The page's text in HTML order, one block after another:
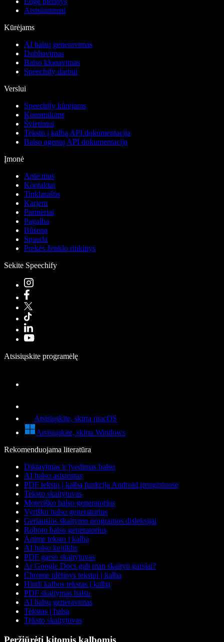
Atsisiuntimai
Kūrėjams
AI balsų generavimas
Dubliavimas
Balso klonavimas
Speechify darbui
Verslui
Speechify kūrėjams
Komandoms
Švietimui
Teksto į kalbą API dokumentacija
Balso agentų API dokumentacija
Įmonė
Apie mus
Kontaktai
Tinklaraštis
Karjera
Partneriai
Pagalba
Būsena
Spauda
Prekės ženklo rinkinys
Sekite Speechify
Atsisiųskite programėlę
Atsisiųskite, skirta macOS
Atsisiųskite, skirta Windows
Rekomenduojama literatūra
Diktavimas ir įvedimas balsu
AI balso asistentas
PDF teksto į kalbą funkcija Android įrenginiuose
Teksto skaitytuvas
Moteriško balso generatorius
Vyriško balso generatorius
Geriausios skaitymo programos disleksijai
Roboto balso generatorius
Anime teksto į kalbą
AI balso keitiklis
PDF garso skaitytuvas
Ar Google Docs gali man skaityti garsiai?
Chrome plėtinys tekstui į kalbą
Hindi kalbos tekstas į kalbą
PDF skaitymas balsu
AI balsų generavimas
Tekstas į balsą
Teksto skaitytuvas
Peržiūrėti kitomis kalbomis